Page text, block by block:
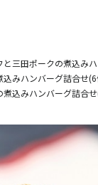
三田ポークの煮込み
みハンバーグ詰合せ(6
込みハンバーグ詰合